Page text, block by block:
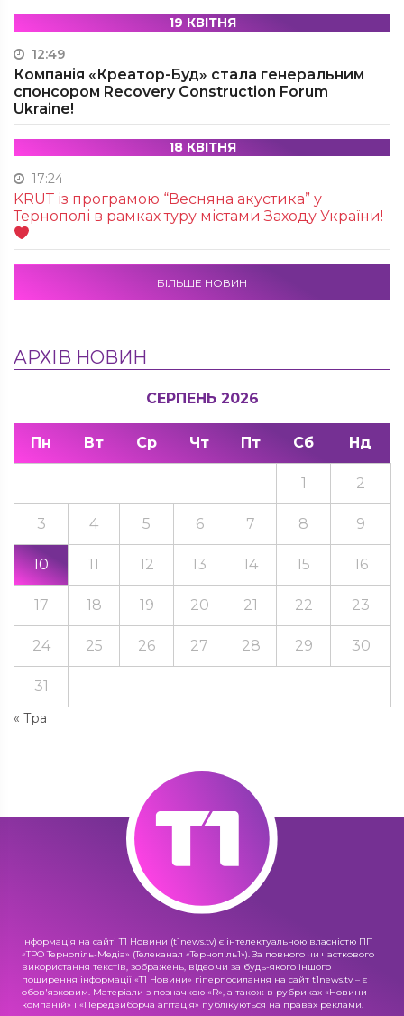
19 КВІТНЯ
12:49
Компанія «Креатор-Буд» стала генеральним
спонсором Recovery Construction Forum
Ukraine!
18 КВІТНЯ
17:24
KRUТ із програмою “Весняна акустика” у
Тернополі в рамках туру містами Заходу України!
БІЛЬШЕ НОВИН
АРХІВ НОВИН
СЕРПЕНЬ 2026
Пн Вт Ср Чт Пт Сб Нд
« Тра
1 2
3 4 5 6 7 8 9
10 11 12 13 14 15 16
17 18 19 20 21 22 23
24 25 26 27 28 29 30
31
Інформація на сайті Т1 Новини (t1news.tv) є інтелектуальною власністю ПП
«ТРО Тернопіль-Медіа» (Телеканал «Тернопіль1»). За повного чи часткового
використання текстів, зображень, відео чи за будь-якого іншого
поширення інформації «Т1 Новини» гіперпосилання на сайт t1news.tv – є
обов'язковим. Матеріали з позначкою «R», а також в рубриках «Новини
компаній» і «Передвиборча агітація» публікуються на правах реклами.